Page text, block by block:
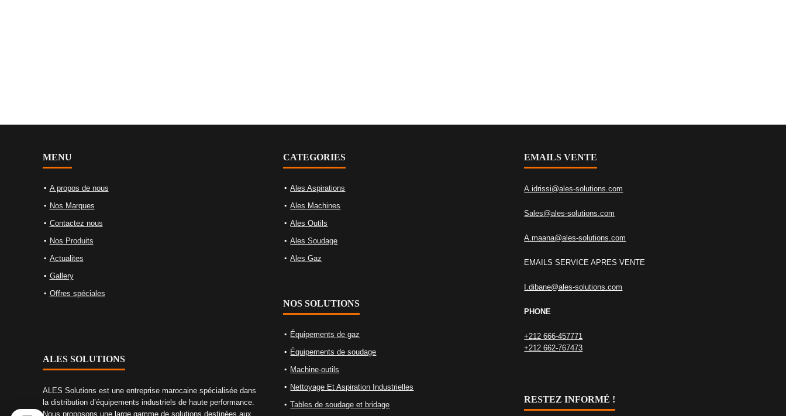
MENU
A propos de nous
Nos Marques
Contactez nous
Nos Produits
Actualites
Gallery
Offres spéciales
ALES SOLUTIONS
ALES Solutions est une entreprise marocaine spécialisée dans
la distribution d’équipements industriels de haute performance.
Nous proposons une large gamme de solutions destinées aux
CATEGORIES
Ales Aspirations
Ales Machines
Ales Outils
Ales Soudage
Ales Gaz
NOS SOLUTIONS
Équipements de gaz
Équipements de soudage
Machine-outils
Nettoyage Et Aspiration Industrielles
Tables de soudage et bridage
EMAILS VENTE
A.idrissi@ales-solutions.com
Sales@ales-solutions.com
A.maana@ales-solutions.com
EMAILS SERVICE APRES VENTE
I.dibane@ales-solutions.com
PHONE
+212 666-457771
+212 662-767473
RESTEZ INFORMÉ !